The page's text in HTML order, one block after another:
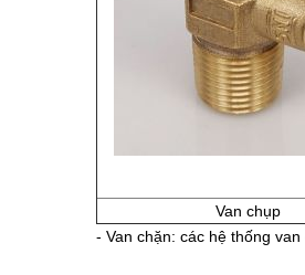
Van chụp
- Van chặn: các hệ thống